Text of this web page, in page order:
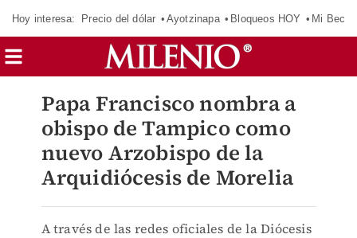
Hoy interesa: Precio del dólar Ayotzinapa Bloqueos HOY Mi Beca
Papa Francisco nombra a
obispo de Tampico como
nuevo Arzobispo de la
Arquidiócesis de Morelia
A través de las redes oficiales de la Diócesis